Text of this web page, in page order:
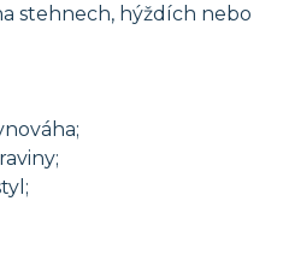
stehnech, hýždích nebo